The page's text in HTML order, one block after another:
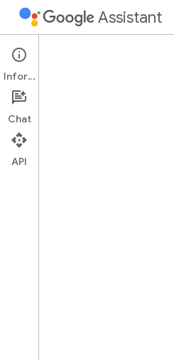
Assistant
Conversational Actions
Guías
Información
Chat
API